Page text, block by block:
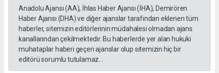
Anadolu Ajansı (AA), İhlas Haber Ajansı (İHA), Demirören
Haber Ajansı (DHA) ve diğer ajanslar tarafından eklenen tüm
haberler, sitemizin editörlerinin müdahalesi olmadan ajans
kanallarından çekilmektedir. Bu haberlerde yer alan hukuki
muhataplar haberi geçen ajanslar olup sitemizin hiç bir
editörü sorumlu tutulamaz...